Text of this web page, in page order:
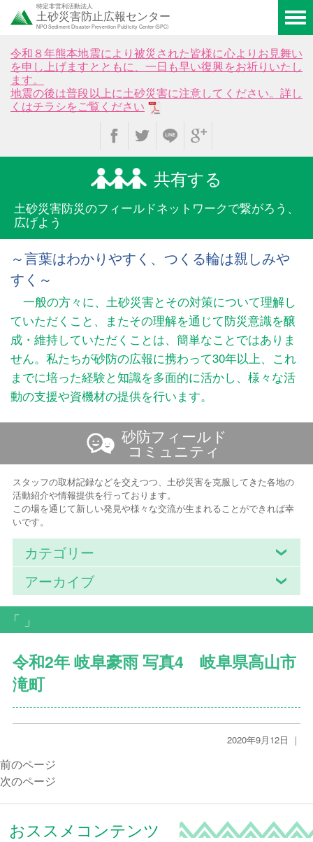
特定非営利活動法人
土砂災害防止広報センター
NPO Sediment Disaster Prevention Publicity Center (SPC)
令和８年熊本地震により被災された皆様に心よりお見舞い
を申し上げますとともに、一日も早い復興をお祈りいたし
ます。
地震の後は普段以上に土砂災害に注意してください。詳し
くはチラシをご覧ください
共有する
土砂災害防災のフィールドネットワークで繋がろう、
広げよう
～言葉はわかりやすく、つくる輪は親しみや
すく～
一般の方々に、土砂災害とその対策について理解し
ていただくこと、またその理解を通じて防災意識を醸
成・維持していただくことは、簡単なことではありま
せん。私たちが砂防の広報に携わって30年以上、これ
までに培った経験と知識を多面的に活かし、様々な活
動の支援や資機材の提供を行います。
砂防フィールド
コミュニティ
スタッフの取材記録などを交えつつ、土砂災害を克服してきた各地の
活動紹介や情報提供を行っております。
この場を通じて新しい発見や様々な交流が生まれることができれば幸
いです。
カテゴリー
アーカイブ
「 」
令和2年 岐阜豪雨 写真4 岐阜県高山市
滝町
2020年9月12日 ｜
前のページ
次のページ
おススメコンテンツ